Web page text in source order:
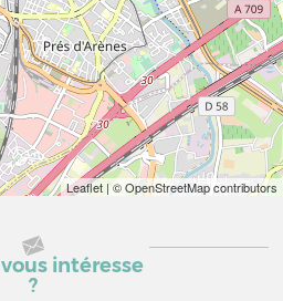
Leaflet | © OpenStreetMap contributors
vous intéresse
?